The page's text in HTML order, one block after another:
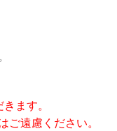
ます。
遠慮ください。